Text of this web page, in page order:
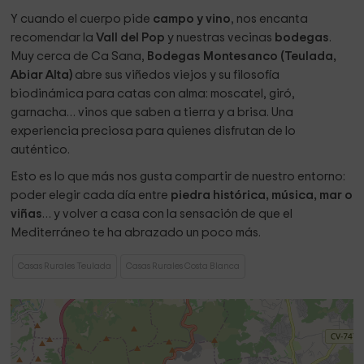
a tu alcance lo mejor del Mediterráneo: mar y montaña,
cultura y vino, descanso y aventura. Vivir unos días aquí es
descubrir una tierra que huele a romero, a mar y a pan
recién hecho.
Mar y calas con Encanto
En apenas diez minutos llegas a Moraira, con sus playas
limpias y tranquilas:
El Portet, una bahía mágica para nadar al amanecer.
L’Ampolla y Les Platgetes , perfectas para relajarte con la
brisa.
dels Arcs ofrecen uno de los paisajes marinos más bellos
EnJávea , la míticaCala Portitxol (Barraca) y el
Paseo
son paradas obligadas: caminos
entre acantilados, mar turquesa y silencio.
Y cuando el cuerpo pide campo y vino, nos encanta
recomendar la Vall del Pop y nuestras vecinas bodegas.
Muy cerca de Ca Sana, Bodegas Montesanco (Teulada,
Abiar Alta) abre sus viñedos viejos y su filosofía
biodinámica para catas con alma: moscatel, giró,
garnacha… vinos que saben a tierra y a brisa. Una
experiencia preciosa para quienes disfrutan de lo
auténtico.
Esto es lo que más nos gusta compartir de nuestro entorno:
poder elegir cada día entre piedra histórica, música, mar o
viñas… y volver a casa con la sensación de que el
Mediterráneo te ha abrazado un poco más.
Casas Rurales Teulada Casas Rurales Costa Blanca